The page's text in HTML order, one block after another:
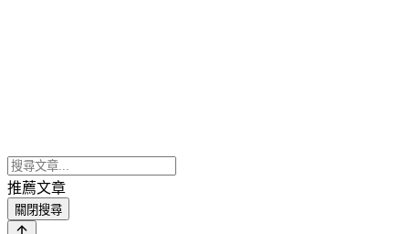
推薦文章
關閉搜尋